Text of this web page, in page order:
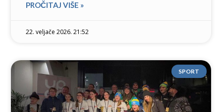
PROČITAJ VIŠE »
22. veljače 2026. 21:52
SPORT